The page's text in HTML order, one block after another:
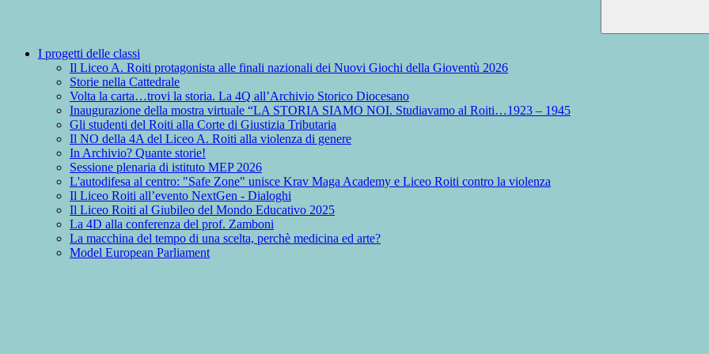
I progetti delle classi
Il Liceo A. Roiti protagonista alle finali nazionali dei Nuovi Giochi della Gioventù 2026
Storie nella Cattedrale
Volta la carta…trovi la storia. La 4Q all’Archivio Storico Diocesano
Inaugurazione della mostra virtuale “LA STORIA SIAMO NOI. Studiavamo al Roiti…1923 – 1945
Gli studenti del Roiti alla Corte di Giustizia Tributaria
Il NO della 4A del Liceo A. Roiti alla violenza di genere
In Archivio? Quante storie!
Sessione plenaria di istituto MEP 2026
L'autodifesa al centro: "Safe Zone" unisce Krav Maga Academy e Liceo Roiti contro la violenza
Il Liceo Roiti all’evento NextGen - Dialoghi
Il Liceo Roiti al Giubileo del Mondo Educativo 2025
La 4D alla conferenza del prof. Zamboni
La macchina del tempo di una scelta, perchè medicina ed arte?
Model European Parliament